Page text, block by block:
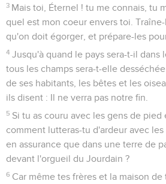
3 Mais toi, Éternel ! tu me connais, tu
quel est mon coeur envers toi.
qu'on doit égorger, et prépare-les
4 Jusqu'à quand le pays sera-t-il dans
tous les champs sera-t-elle
de ses habitants, les bêtes et les
ils disent : Il ne verra pas notre fin.
5 Si tu as couru avec les gens de pied
comment lutteras-tu d'ardeur avec les
en assurance que dans une terre de
devant l'orgueil du Jourdain ?
6 Car même tes frères et la maison